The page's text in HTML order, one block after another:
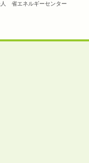
人 省エネルギーセンター